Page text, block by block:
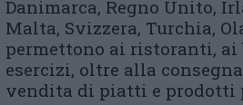
Danimarca, Regno Unito,
Malta, Svizzera, Turchia,
permettono ai ristoranti, ai
esercizi, oltre alla
vendita di piatti e prodotti